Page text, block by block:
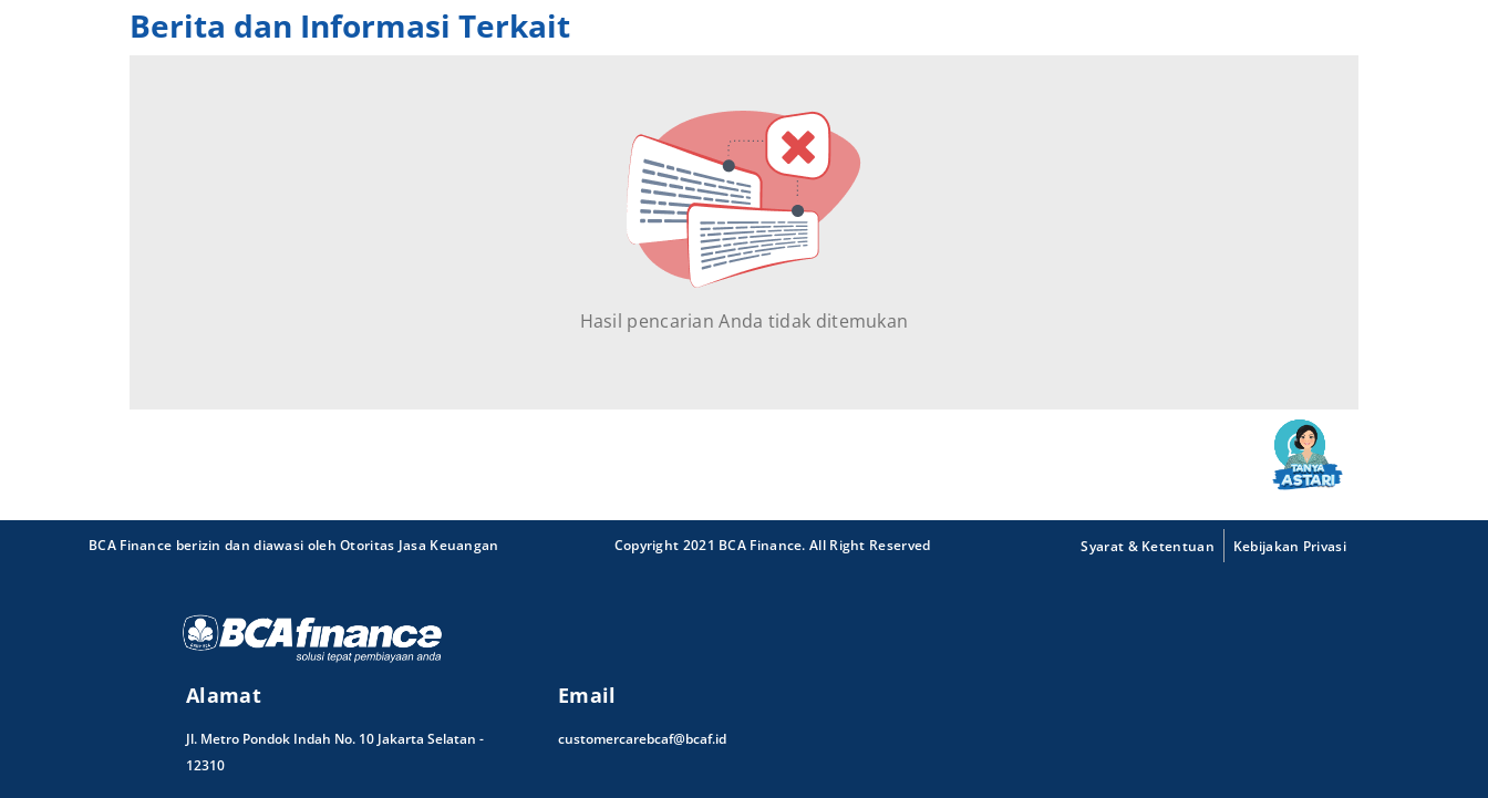
Berita dan Informasi Terkait
Hasil pencarian Anda tidak ditemukan
BCA Finance berizin dan diawasi oleh Otoritas Jasa Keuangan Copyright 2021 BCA Finance. All Right Reserved Syarat & Ketentuan Kebijakan Privasi
Alamat
Jl. Metro Pondok Indah No. 10 Jakarta Selatan -
12310
Email
customercarebcaf@bcaf.id